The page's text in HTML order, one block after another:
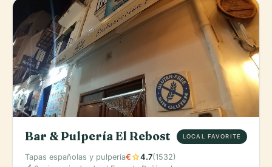
Bar & Pulpería El Rebost LOCAL FAVORITE
Tapas españolas y pulpería€star4.7(1532)